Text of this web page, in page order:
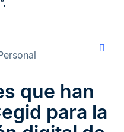
que han
para la